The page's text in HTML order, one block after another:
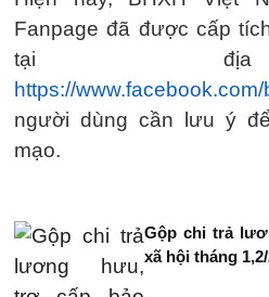
Fanpage đã được cấp
tại
https://
người dùng cần lưu ý
mạo.
Gộp chi trả
xã hội tháng